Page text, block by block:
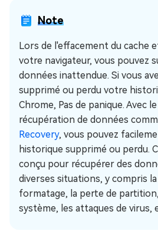
Note
Lors de l'effacement du cache
votre navigateur, vous pouvez
données inattendue. Si vous
supprimé ou perdu votre
Chrome, Pas de panique. Avec
récupération de données
Recovery, vous pouvez
historique supprimé ou perdu.
conçu pour récupérer des
diverses situations, y compris
formatage, la perte de
système, les attaques de virus,